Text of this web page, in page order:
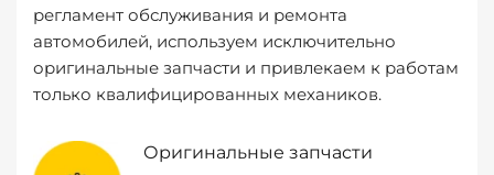
регламент обслуживания и ремонта
автомобилей, используем исключительно
оригинальные запчасти и привлекаем к работам
только квалифицированных механиков.
Оригинальные запчасти